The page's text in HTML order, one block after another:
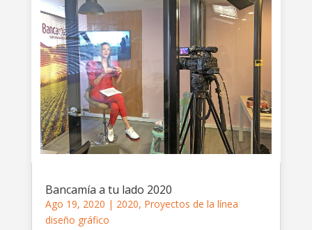
Bancamía a tu lado 2020
Ago 19, 2020 | 2020, Proyectos de la línea
diseño gráfico